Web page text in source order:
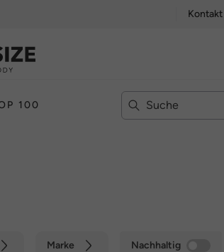
Kontakt
100
Marke Nachhaltig